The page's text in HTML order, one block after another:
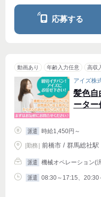
応募する
動画あり 年齢入力任意 高収
アイズ株
髪色
ータ
派遣 時給1,450円～
|勤務 前橋市 / 群馬総社駅
派遣 機械オペレーション(
派遣 08:30～17:15、20:30